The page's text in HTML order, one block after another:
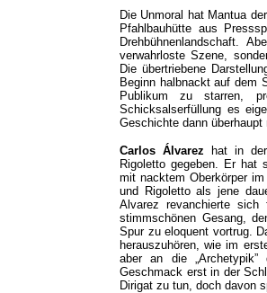
Die Unmoral hat Mantua
Pfahlbauhütte aus
Drehbühnenlandschaft.
verwahrloste Szene,
Die übertriebene
Beginn halbnackt auf dem
Publikum zu starren,
Schicksalserfüllung es
Geschichte dann überhaupt
Carlos Álvarez hat in
Rigoletto gegeben. Er hat
mit nacktem Oberkörper
und Rigoletto als jene
Alvarez revanchierte
stimmschönen Gesang,
Spur zu eloquent vortrug.
herauszuhören, wie im
aber an die
Geschmack erst in der
Dirigat zu tun, doch davon